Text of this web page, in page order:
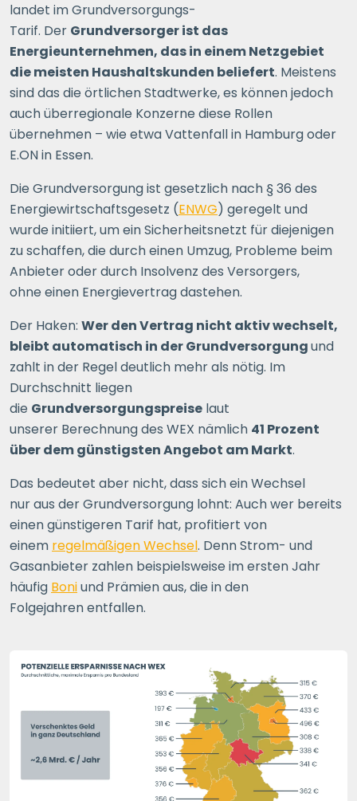
oderdirekt registrieren
landet im Grundversorgungs-
Tarif. Der Grundversorger ist das
Energieunternehmen, das in einem Netzgebiet
die meisten Haushaltskunden beliefert. Meistens
sind das die örtlichen Stadtwerke, es können jedoch
auch überregionale Konzerne diese Rollen
übernehmen – wie etwa Vattenfall in Hamburg oder
E.ON in Essen.
Die Grundversorgung ist gesetzlich nach § 36 des
Energiewirtschaftsgesetz (ENWG) geregelt und
wurde initiiert, um ein Sicherheitsnetzt für diejenigen
zu schaffen, die durch einen Umzug, Probleme beim
Anbieter oder durch Insolvenz des Versorgers,
ohne einen Energievertrag dastehen.
Der Haken: Wer den Vertrag nicht aktiv wechselt,
bleibt automatisch in der Grundversorgungund
zahlt in der Regel deutlich mehr als nötig. Im
Durchschnitt liegen
die Grundversorgungspreise laut
unserer Berechnung des WEX nämlich 41 Prozent
über dem günstigsten Angebot am Markt.
Das bedeutet aber nicht, dass sich ein Wechsel
nur aus der Grundversorgung lohnt: Auch wer bereits
einen günstigeren Tarif hat, profitiert von
einem regelmäßigen Wechsel. Denn Strom- und
Gasanbieter zahlen beispielsweise im ersten Jahr
häufig Boniund Prämien aus, die in den
Folgejahren entfallen.